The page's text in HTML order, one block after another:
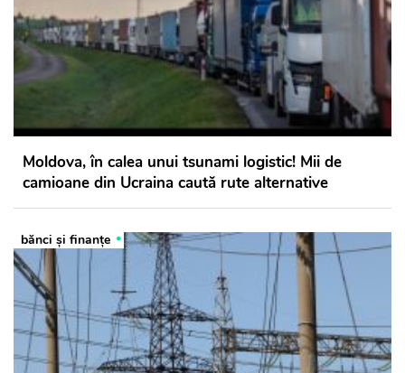
Moldova, în calea unui tsunami logistic! Mii de
camioane din Ucraina caută rute alternative
bănci şi finanţe